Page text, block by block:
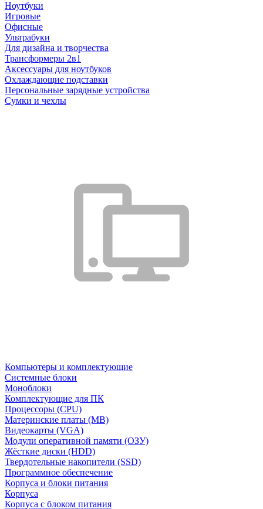
Ноутбуки
Игровые
Офисные
Ультрабуки
Для дизайна и творчества
Трансформеры 2в1
Аксессуары для ноутбуков
Охлаждающие подставки
Персональные зарядные устройства
Сумки и чехлы
Компьютеры и комплектующие
Системные блоки
Моноблоки
Комплектующие для ПК
Процессоры (CPU)
Материнские платы (MB)
Видеокарты (VGA)
Модули оперативной памяти (ОЗУ)
Жёсткие диски (HDD)
Твердотельные накопители (SSD)
Программное обеспечение
Корпуса и блоки питания
Корпуса
Корпуса с блоком питания